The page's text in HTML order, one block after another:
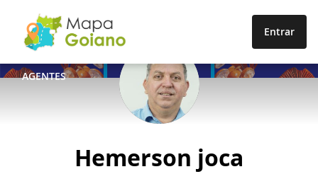
Entrar
AGENTES
Hemerson joca